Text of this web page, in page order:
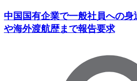
中国国有企業で一般社員への
や海外渡航歴まで報告要求